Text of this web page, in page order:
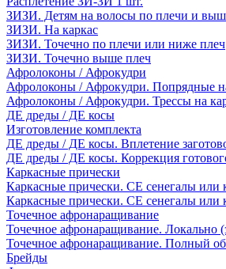
ЗИЗИ. Детям на волосы по плечи и
ЗИЗИ. На каркас
ЗИЗИ. Точечно по плечи или ниже плеч
ЗИЗИ. Точечно выше плеч
Афролоконы / Афрокудри
Афролоконы / Афрокудри. Попрядные
Афролоконы / Афрокудри. Трессы на
ДЕ дреды / ДЕ косы
Изготовление комплекта
ДЕ дреды / ДЕ косы. Вплетение
ДЕ дреды / ДЕ косы. Коррекция
Каркасные прически
Каркасные прически. СЕ сенегалы или
Каркасные прически. СЕ сенегалы или
Точечное афронаращивание
Точечное афронаращивание. Локально
Точечное афронаращивание. Полный
Брейды